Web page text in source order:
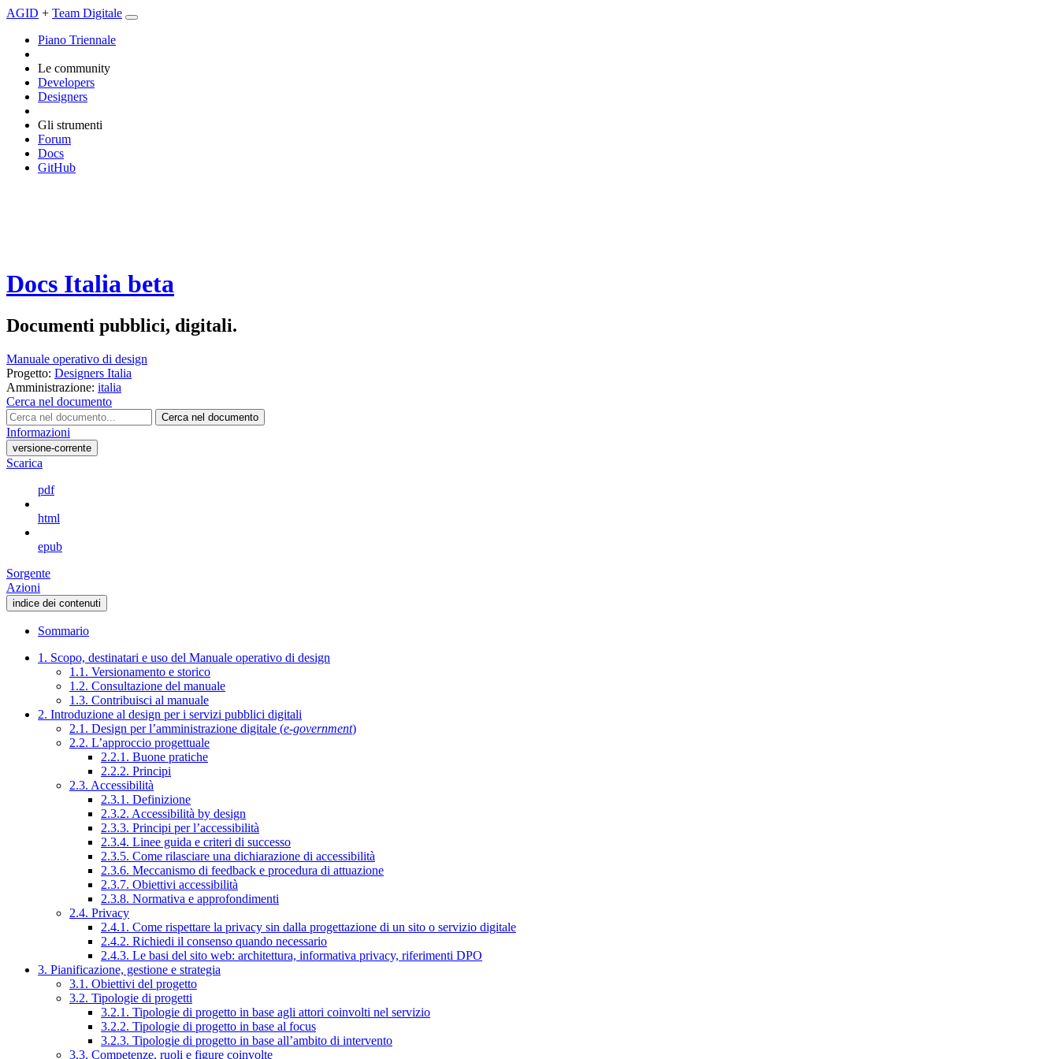
AGID + Team Digitale
Piano Triennale
Le community
Developers
Designers
Gli strumenti
Forum
Docs
GitHub
Docs Italia beta
Documenti pubblici, digitali.
Manuale operativo di design
Progetto: Designers Italia
Amministrazione: italia
Cerca nel documento
Cerca nel documento
Informazioni
versione-corrente
Scarica
pdf
html
epub
Sorgente
Azioni
indice dei contenuti
Sommario
1. Scopo, destinatari e uso del Manuale operativo di design
1.1. Versionamento e storico
1.2. Consultazione del manuale
1.3. Contribuisci al manuale
2. Introduzione al design per i servizi pubblici digitali
2.1. Design per l’amministrazione digitale (e-government)
2.2. L’approccio progettuale
2.2.1. Buone pratiche
2.2.2. Principi
2.3. Accessibilità
2.3.1. Definizione
2.3.2. Accessibilità by design
2.3.3. Principi per l’accessibilità
2.3.4. Linee guida e criteri di successo
2.3.5. Come rilasciare una dichiarazione di accessibilità
2.3.6. Meccanismo di feedback e procedura di attuazione
2.3.7. Obiettivi accessibilità
2.3.8. Normativa e approfondimenti
2.4. Privacy
2.4.1. Come rispettare la privacy sin dalla progettazione di un sito o servizio digitale
2.4.2. Richiedi il consenso quando necessario
2.4.3. Le basi del sito web: architettura, informativa privacy, riferimenti DPO
3. Pianificazione, gestione e strategia
3.1. Obiettivi del progetto
3.2. Tipologie di progetti
3.2.1. Tipologie di progetto in base agli attori coinvolti nel servizio
3.2.2. Tipologie di progetto in base al focus
3.2.3. Tipologie di progetto in base all’ambito di intervento
3.3. Competenze, ruoli e figure coinvolte